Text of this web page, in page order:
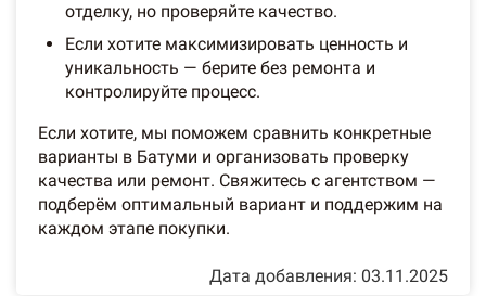
отделку, но проверяйте качество.
Если хотите максимизировать ценность и
уникальность — берите без ремонта и
контролируйте процесс.
Если хотите, мы поможем сравнить конкретные
варианты в Батуми и организовать проверку
качества или ремонт. Свяжитесь с агентством —
подберём оптимальный вариант и поддержим на
каждом этапе покупки.
Дата добавления: 03.11.2025